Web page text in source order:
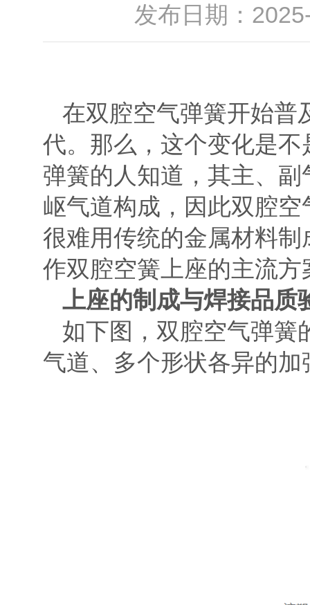
发布日期：
在双腔空气弹簧开始普
代。那么，这个变化是不
弹簧的人知道，其主、
岖气道构成，因此双腔空
很难用传统的金属材料制
作双腔空簧上座的主流方
上座的制成与焊接品质
如下图，双腔空气弹簧
气道、多个形状各异的